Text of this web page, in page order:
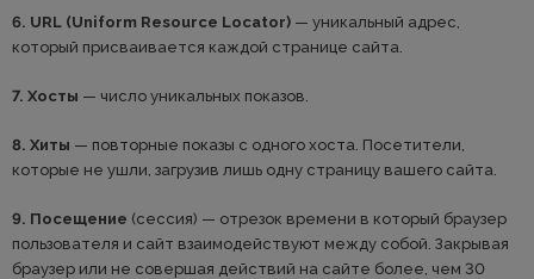
6. URL (Uniform Resource Locator) — уникальный адрес,
который присваивается каждой странице сайта.
7. Хосты — число уникальных показов.
8. Хиты — повторные показы с одного хоста. Посетители,
которые не ушли, загрузив лишь одну страницу вашего сайта.
9. Посещение (сессия) — отрезок времени в который браузер
пользователя и сайт взаимодействуют между собой. Закрывая
браузер или не совершая действий на сайте более, чем 30